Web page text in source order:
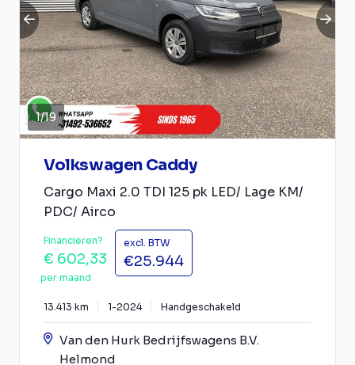
1/19
Volkswagen Caddy
Cargo Maxi 2.0 TDI 125 pk LED/ Lage KM/
PDC/ Airco
Financieren?
€ 602,33
per maand
excl. BTW
€25.944
13.413 km 1-2024 Handgeschakeld
Van den Hurk Bedrijfswagens B.V.
Helmond